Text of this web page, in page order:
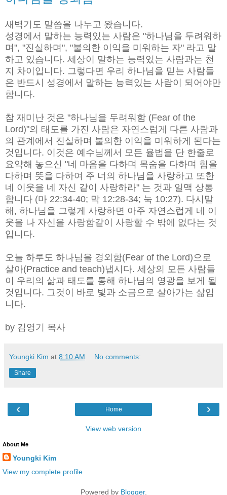
새벽기도 말씀을 나누고 왔습니다.
성경에서 말하는 능력있는 사람은 "하나님을 두려워하
며", "진실하며", "불의한 이익을 미워하는 자" 라고 말
하고 있습니다. 세상이 말하는 능력있는 사람과는 천
지 차이입니다. 그렇다면 우리 하나님을 믿는 사람들
은 반드시 성경에서 말하는 능력있는 사람이 되어야만
합니다.
참 재미난 것은 "하나님을 두려워함 (Fear of the
Lord)"의 태도를 가진 사람은 자연스럽게 다른 사람과
의 관계에서 진실하며 불의한 이익을 미워하게 된다는
것입니다. 이것은 예수님께서 모든 율법을 단 한줄로
요약해 놓으신 "네 마음을 다하며 목숨을 다하며 힘을
다하며 뜻을 다하여 주 너의 하나님을 사랑하고 또한
네 이웃을 네 자신 같이 사랑하라" 는 것과 일맥 상통
합니다 (마 22:34-40; 막 12:28-34; 눅 10:27). 다시말
해, 하나님을 그렇게 사랑하면 아주 자연스럽게 네 이
웃을 나 자신을 사랑함같이 사랑할 수 밖에 없다는 것
입니다.
오늘 하루도 하나님을 경외함(Fear of the Lord)으로
살아(Practice and teach)냅시다. 세상의 모든 사람들
이 우리의 삶과 태도를 통해 하나님의 영광을 보게 될
것입니다. 그것이 바로 빛과 소금으로 살아가는 삶입
니다.
by 김영기 목사
Youngki Kim at 8:10 AM No comments:
Share
‹ ›
Home
View web version
About Me
Youngki Kim
View my complete profile
Powered by Blogger.